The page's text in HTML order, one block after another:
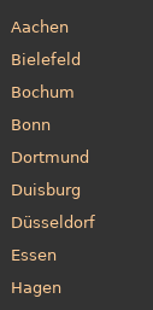
Aachen
Bielefeld
Bochum
Bonn
Dortmund
Duisburg
Düsseldorf
Essen
Hagen